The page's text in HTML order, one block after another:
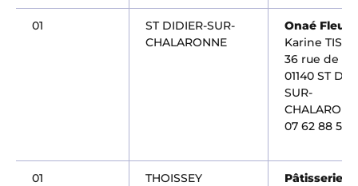
01
ST DIDIER-SUR-
CHALARONNE
Onaé Fleurs
Karine
36 rue de
01140 ST
SUR-
07 62 88 53
01 THOISSEY
Pâtisserie